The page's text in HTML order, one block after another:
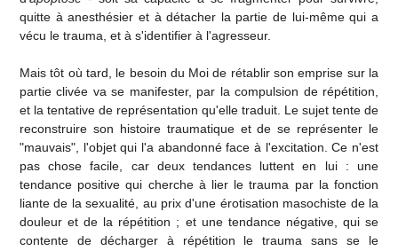
quitte à anesthésier et à détacher la partie de lui-même qui a
vécu le trauma, et à s'identifier à l'agresseur.
Mais tôt où tard, le besoin du Moi de rétablir son emprise sur la
partie clivée va se manifester, par la compulsion de répétition,
et la tentative de représentation qu'elle traduit. Le sujet tente de
reconstruire son histoire traumatique et de se représenter le
"mauvais", l'objet qui l'a abandonné face à l'excitation. Ce n'est
pas chose facile, car deux tendances luttent en lui : une
tendance positive qui cherche à lier le trauma par la fonction
liante de la sexualité, au prix d'une érotisation masochiste de la
douleur et de la répétition ; et une tendance négative, qui se
contente de décharger à répétition le trauma sans se le